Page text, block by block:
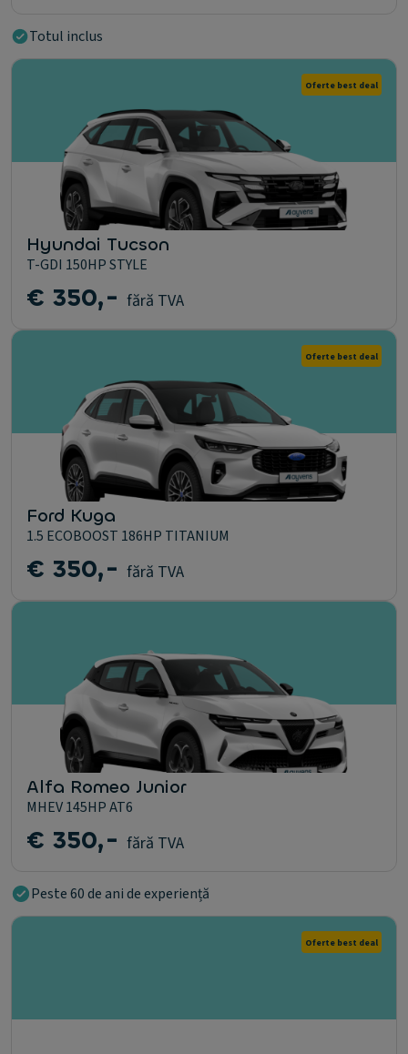
Totul inclus
Oferte best deal
Hyundai Tucson
T-GDI 150HP STYLE
€ 350,- fără TVA
Oferte best deal
Ford Kuga
1.5 ECOBOOST 186HP TITANIUM
€ 350,- fără TVA
Alfa Romeo Junior
MHEV 145HP AT6
€ 350,- fără TVA
Peste 60 de ani de experiență
Oferte best deal